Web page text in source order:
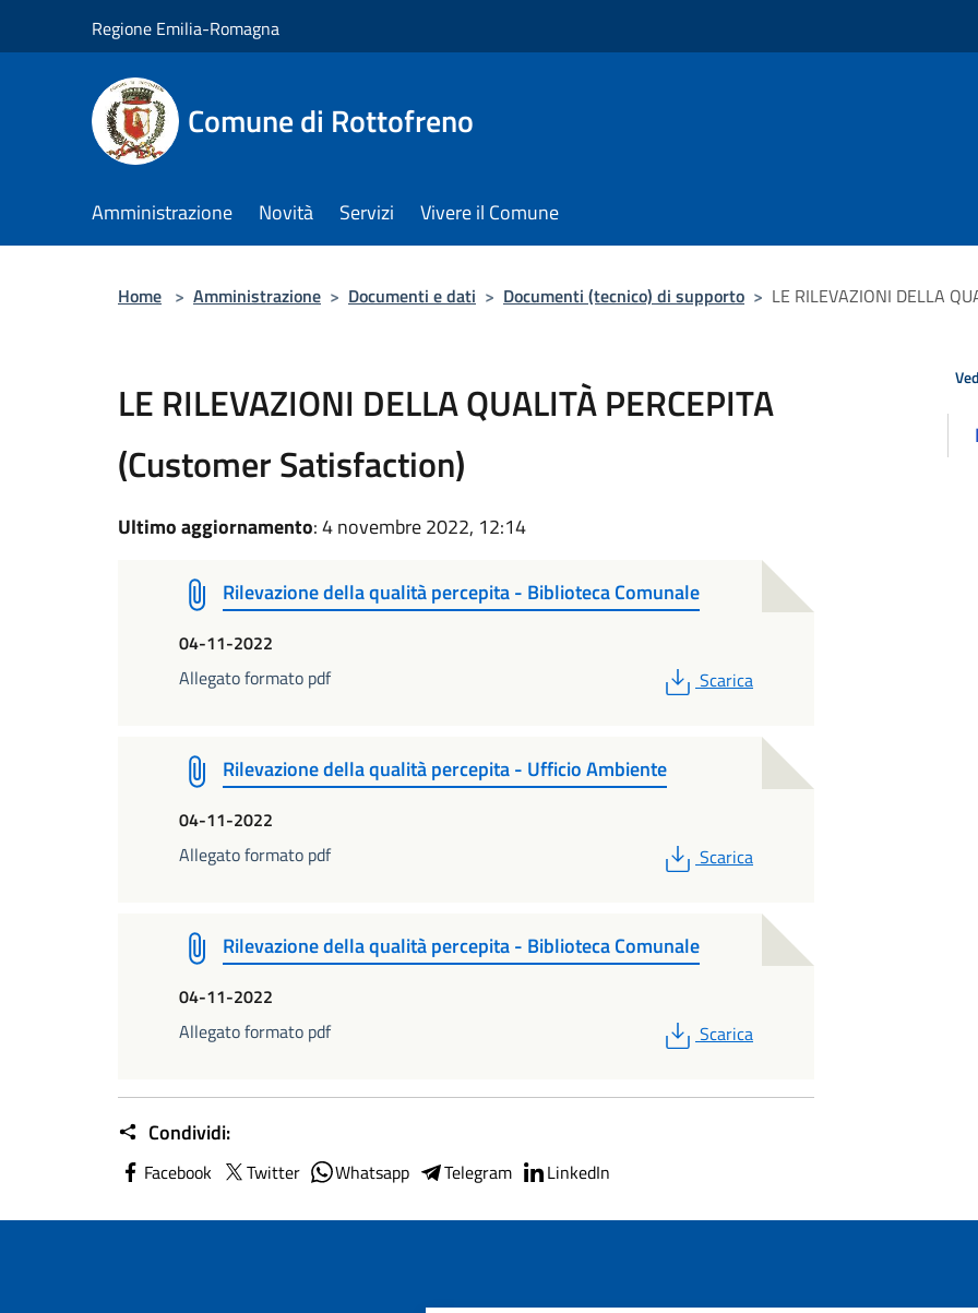
Regione Emilia-Romagna
Comune di Rottofreno
Amministrazione Novità Servizi Vivere il Comune
Home > Amministrazione > Documenti e dati > Documenti (tecnico) di supporto > LE RILEVAZIONI DELLA
LE RILEVAZIONI DELLA QUALITÀ PERCEPITA
(Customer Satisfaction)
Ultimo aggiornamento: 4 novembre 2022, 12:14
Rilevazione della qualità percepita - Biblioteca Comunale
04-11-2022
Allegato formato pdf
PDF
Scarica
Rilevazione della qualità percepita - Ufficio Ambiente
04-11-2022
Allegato formato pdf
PDF
Scarica
Rilevazione della qualità percepita - Biblioteca Comunale
04-11-2022
Allegato formato pdf
PDF
Scarica
Condividi:
Facebook Twitter Whatsapp Telegram LinkedIn